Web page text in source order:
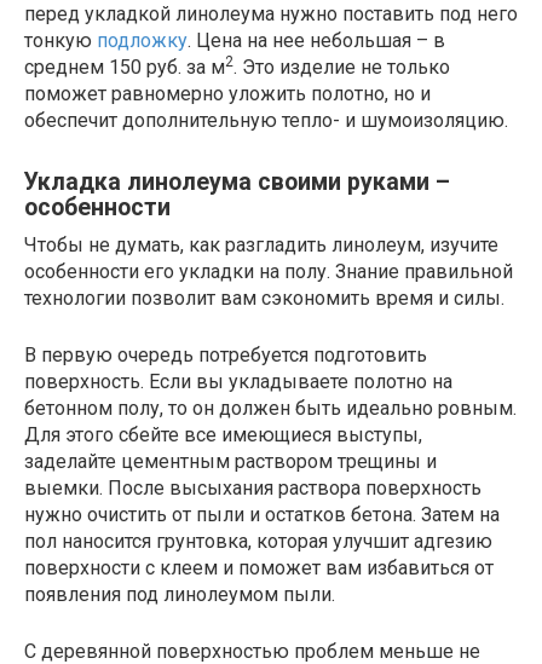
перед укладкой линолеума нужно поставить под него
тонкую подложку. Цена на нее небольшая – в
среднем 150 руб. за м2. Это изделие не только
поможет равномерно уложить полотно, но и
обеспечит дополнительную тепло- и шумоизоляцию.
Укладка линолеума своими руками –
особенности
Чтобы не думать, как разгладить линолеум, изучите
особенности его укладки на полу. Знание правильной
технологии позволит вам сэкономить время и силы.
В первую очередь потребуется подготовить
поверхность. Если вы укладываете полотно на
бетонном полу, то он должен быть идеально ровным.
Для этого сбейте все имеющиеся выступы,
заделайте цементным раствором трещины и
выемки. После высыхания раствора поверхность
нужно очистить от пыли и остатков бетона. Затем на
пол наносится грунтовка, которая улучшит адгезию
поверхности с клеем и поможет вам избавиться от
появления под линолеумом пыли.
С деревянной поверхностью проблем меньше не